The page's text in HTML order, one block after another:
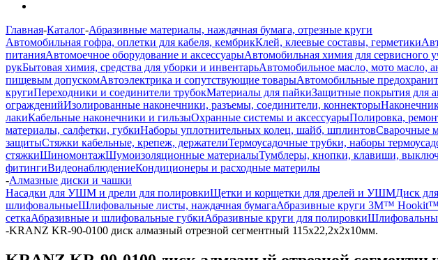
Главная-Каталог-Абразивные материалы, наждачная бумага, отрезные круги
Автомобильная гофра, оплетки для кабеля, кембрикКлей, клеевые составы, герметики
питанияАвтомоечное оборудование и аксессуарыАвтомобильная химия для сервисного
рукБытовая химия, средства для уборки и инвентарьАвтомобильное масло, мото масло,
пищевым допускомАвтоэлектрика и сопутствующие товарыАвтомобильные
кругиПереходники и соединители трубокМатериалы для пайкиЗащитные покрытия для
огражденийИзолированные наконечники, разъемы, соединители, коннекторы
лакиКабельные наконечники и гильзыОхранные системы и аксессуарыПолировка,
материалы, салфетки, губкиНаборы уплотнительных колец, шайб, шплинтовСварочные
защитыСтяжки кабельные, крепеж, держателиТермоусадочные трубки, наборы
стяжкиШиномонтажШумоизоляционные материалыТумблеры, кнопки, клавиши,
фитингиВидеонаблюдениеКондиционеры и расходные материлы
-Алмазные диски и чашки
Насадки для УШМ и дрели для полировкиЩетки и корщетки для дрелей и УШМДиск
шлифовальныеШлифовальные листы, наждачная бумагаАбразивные круги 3M™ Hookit™
сеткаАбразивные и шлифовальные губкиАбразивные круги для полировки
-KRANZ KR-90-0100 диск алмазный отрезной сегментный 115x22,2x2x10мм.